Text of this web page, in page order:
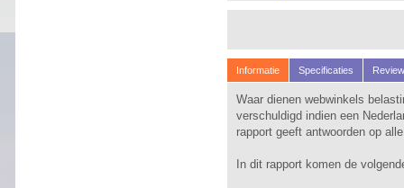
Informatie Specificaties
Waar dienen webwinkels
verschuldigd indien een
rapport geeft antwoorden op
In dit rapport komen de